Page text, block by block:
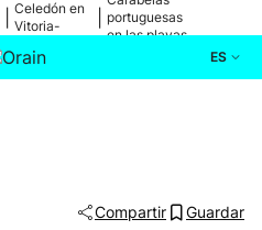
Celedón en
Vitoria-
portuguesas
en las playas
ES
Compartir Guardar